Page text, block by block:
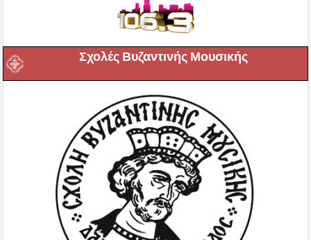
Σχολές Βυζαντινής Μουσικής